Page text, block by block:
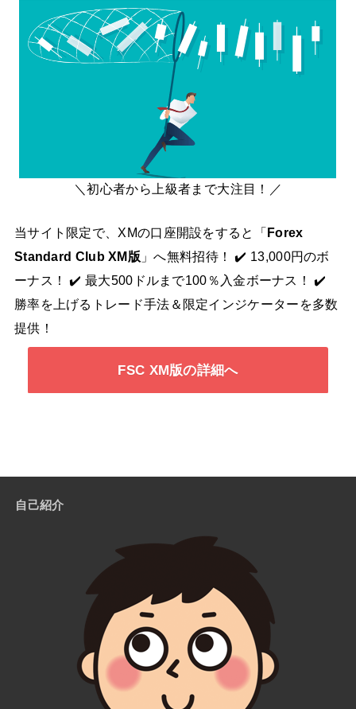
＼初心者から上級者まで大注目！／
当サイト限定で、XMの口座開設をすると「 Forex
Standard Club XM版 」へ無料招待！ ✔️ 13,000円のボ
ーナス！ ✔️ 最大500ドルまで100％入金ボーナス！ ✔️
勝率を上げるトレード手法＆限定インジケーターを多数
提供！
FSC XM版の詳細へ
自己紹介